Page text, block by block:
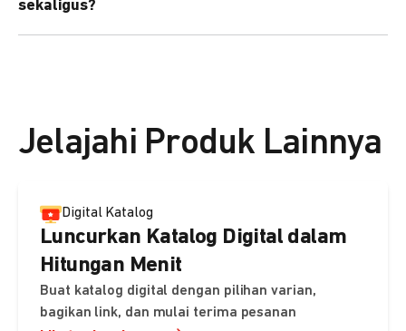
kebutuhan Anda.
sekaligus?
Jelajahi Produk Lainnya
Digital Katalog
Luncurkan Katalog Digital dalam
Hitungan Menit
Buat katalog digital dengan pilihan varian,
bagikan link, dan mulai terima pesanan